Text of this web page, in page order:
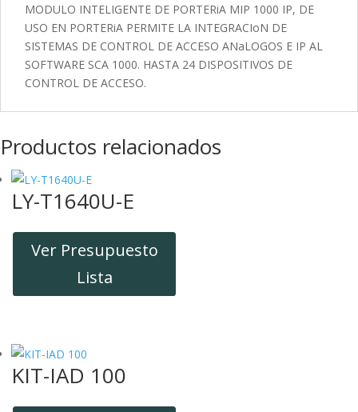
MODULO INTELIGENTE DE PORTERiA MIP 1000 IP, DE
USO EN PORTERiA PERMITE LA INTEGRACIoN DE
SISTEMAS DE CONTROL DE ACCESO ANaLOGOS E IP AL
SOFTWARE SCA 1000. HASTA 24 DISPOSITIVOS DE
CONTROL DE ACCESO.
Productos relacionados
LY-T1640U-E
Ver Presupuesto
Lista
KIT-IAD 100